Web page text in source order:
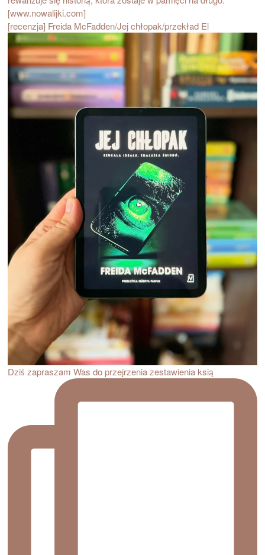
[recenzja] Freida McFadden/Jej chłopak/przekład El
Dziś zapraszam Was do przejrzenia zestawienia ksią